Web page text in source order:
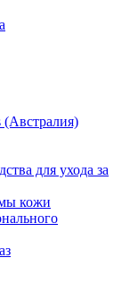
(Австралия)
для ухода за
кожи